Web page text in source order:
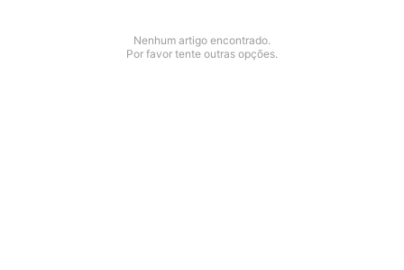
Nenhum artigo encontrado.
Por favor tente outras opções.